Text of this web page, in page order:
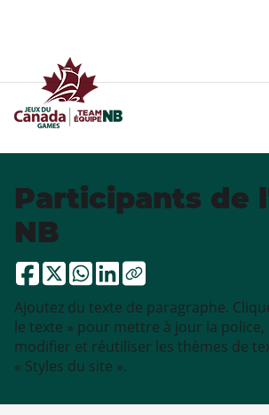
Participants de
NB
Ajoutez du texte de paragraphe.
le texte » pour mettre à jour la police,
modifier et réutiliser les thèmes de
« Styles du site ».